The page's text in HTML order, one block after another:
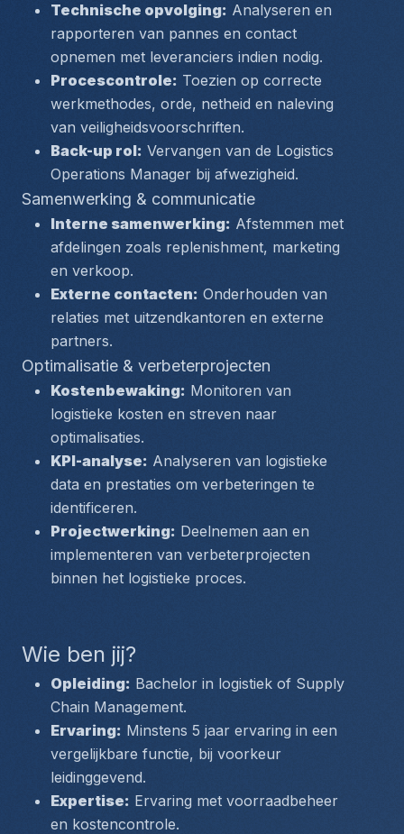
Technische opvolging: Analyseren en
rapporteren van pannes en contact
opnemen met leveranciers indien nodig.
Procescontrole: Toezien op correcte
werkmethodes, orde, netheid en naleving
van veiligheidsvoorschriften.
Back-up rol: Vervangen van de Logistics
Operations Manager bij afwezigheid.
Samenwerking & communicatie
Interne samenwerking: Afstemmen met
afdelingen zoals replenishment, marketing
en verkoop.
Externe contacten: Onderhouden van
relaties met uitzendkantoren en externe
partners.
Optimalisatie & verbeterprojecten
Kostenbewaking: Monitoren van
logistieke kosten en streven naar
optimalisaties.
KPI-analyse: Analyseren van logistieke
data en prestaties om verbeteringen te
identificeren.
Projectwerking: Deelnemen aan en
implementeren van verbeterprojecten
binnen het logistieke proces.
Wie ben jij?
Opleiding: Bachelor in logistiek of Supply
Chain Management.
Ervaring: Minstens 5 jaar ervaring in een
vergelijkbare functie, bij voorkeur
leidinggevend.
Expertise: Ervaring met voorraadbeheer
en kostencontrole.